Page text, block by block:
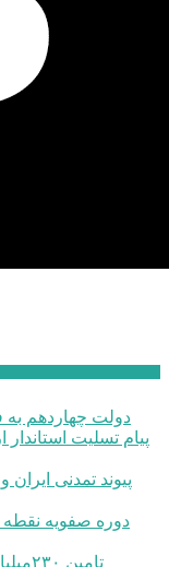
دولت چهاردهم به
تامین ۲۳۰میلیارد تومان برای تکمیل تالار شهر اردبیل